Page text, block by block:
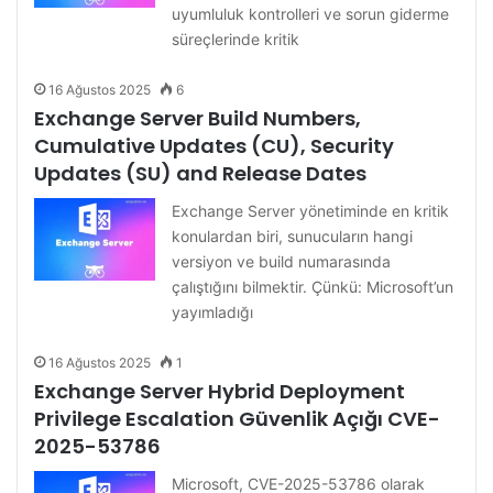
uyumluluk kontrolleri ve sorun giderme
süreçlerinde kritik
16 Ağustos 2025 6
Exchange Server Build Numbers,
Cumulative Updates (CU), Security
Updates (SU) and Release Dates
Exchange Server yönetiminde en kritik
konulardan biri, sunucuların hangi
versiyon ve build numarasında
çalıştığını bilmektir. Çünkü: Microsoft’un
yayımladığı
16 Ağustos 2025 1
Exchange Server Hybrid Deployment
Privilege Escalation Güvenlik Açığı CVE-
2025-53786
Microsoft, CVE-2025-53786 olarak